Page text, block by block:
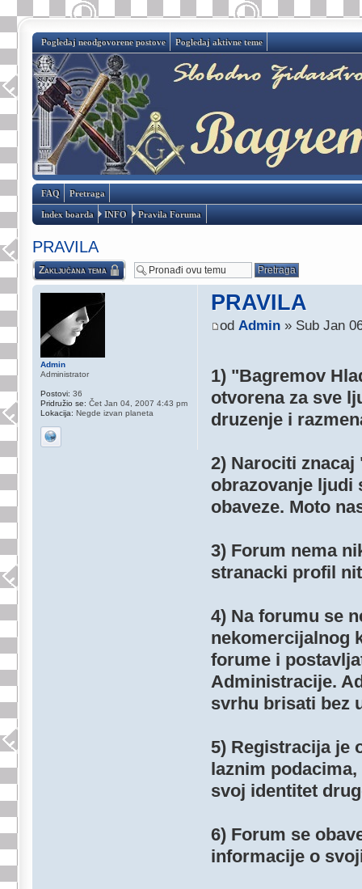
Pogledaj neodgovorene postove Pogledaj aktivne teme
FAQ Pretraga
Index boarda INFO Pravila Foruma
PRAVILA
Zaključana tema
PRAVILA
odAdmin » Sub Jan
1) "Bagremov
otvorena za sve
druzenje i
2) Narociti znacaj
obrazovanje ljudi
obaveze. Moto
3) Forum nema
stranacki profil
4) Na forumu se
nekomercijalnog
forume i
Administracije.
svrhu brisati bez
5) Registracija je
laznim
svoj identitet
6) Forum se
informacije o
Admin
Administrator
Postovi: 36
Pridružio se: Čet Jan 04, 2007 4:43 pm
Lokacija: Negde izvan planeta